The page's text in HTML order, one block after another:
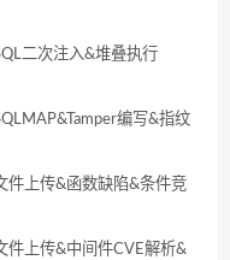
二次注入&堆叠执行
编写&指纹
件上传&函数缺陷&条件竞
件上传&中间件CVE解析&